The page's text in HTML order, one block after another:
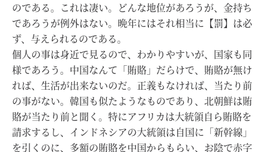
のである。これは凄い。どんな地位があろうが、金持ち
であろうが例外はない。晩年にはそれ相当に【罰】は必
ず、与えられるのである。
個人の事は身近で見るので、わかりやすいが、国家も同
様であろう。中国なんて「賄賂」だらけで、賄賂が無け
れば、生活が出来ないのだ。正義もなければ、当たり前
の事がない。韓国も似たようなものであり、北朝鮮は賄
賂が当たり前と聞く。特にアフリカは大統領自ら賄賂を
請求するし、インドネシアの大統領は自国に「新幹線」
を引くのに、多額の賄賂を中国からもらい、お陰で赤字